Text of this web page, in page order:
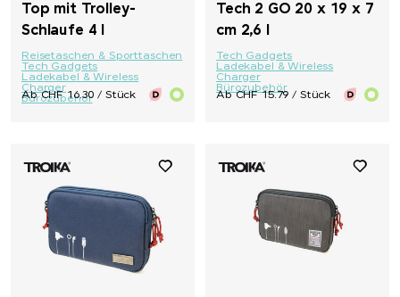
Top mit Trolley-
Schlaufe 4 l
Reisetaschen & Sporttaschen
Tech Gadgets
Ladekabel & Wireless
Charger
Bürozubehör
Ab CHF 16.30 / Stück
Tech 2 GO 20 x 19 x 7
cm 2,6 l
Tech Gadgets
Ladekabel & Wireless
Charger
Bürozubehör
Ab CHF 15.79 / Stück